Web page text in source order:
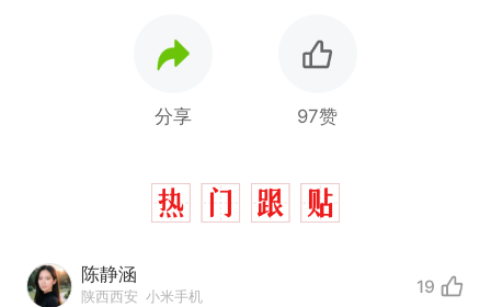
分享 97赞
陈静涵
陕西西安 小米手机 19